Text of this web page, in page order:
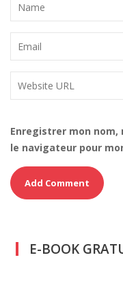
Enregistrer mon
le navigateur pour
E-BOOK